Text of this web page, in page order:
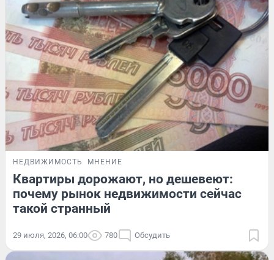
НЕДВИЖИМОСТЬ МНЕНИЕ
Квартиры дорожают, но дешевеют:
почему рынок недвижимости сейчас
такой странный
29 июля, 2026, 06:00 780 Обсудить